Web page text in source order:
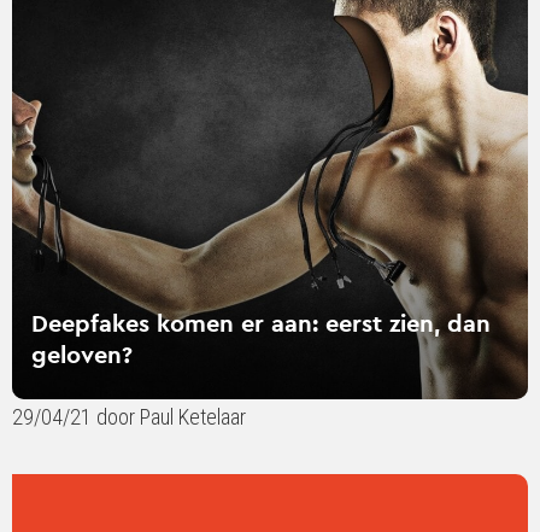
Deepfakes komen er aan: eerst zien, dan
geloven?
29/04/21 door Paul Ketelaar
eerst
zien,
dan
geloven?